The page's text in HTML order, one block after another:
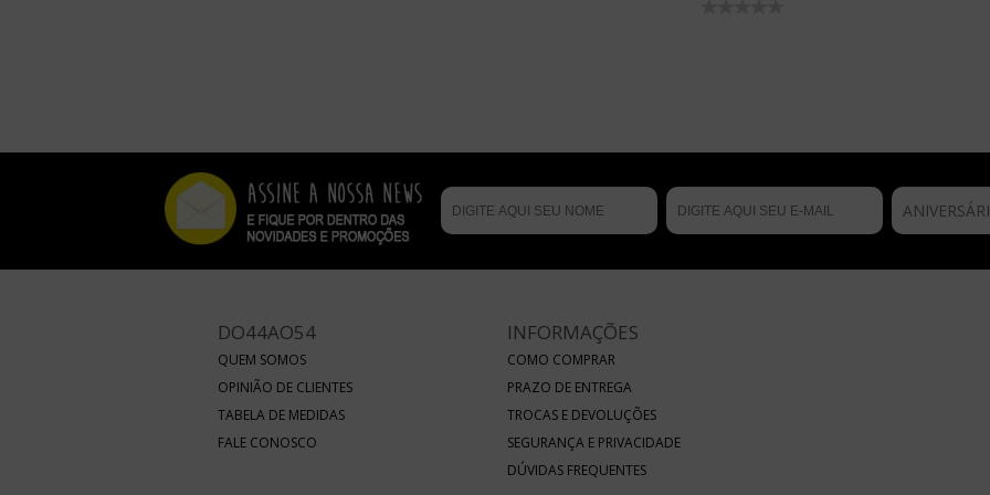
DO44AO54
QUEM SOMOS
OPINIÃO DE CLIENTES
TABELA DE MEDIDAS
FALE CONOSCO
INFORMAÇÕES
COMO COMPRAR
PRAZO DE ENTREGA
TROCAS E DEVOLUÇÕES
SEGURANÇA E PRIVACIDADE
DÚVIDAS FREQUENTES